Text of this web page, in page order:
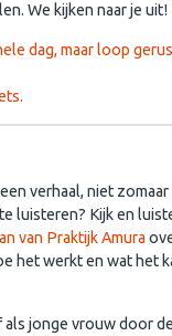
We kijken naar je uit!
dag, maar loop
verhaal, niet zomaar
luisteren? Kijk en
van Praktijk Amura
het werkt en wat het
jonge vrouw door